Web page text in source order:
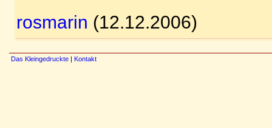
rosmarin (12.12.2006)
Das Kleingedruckte | Kontakt